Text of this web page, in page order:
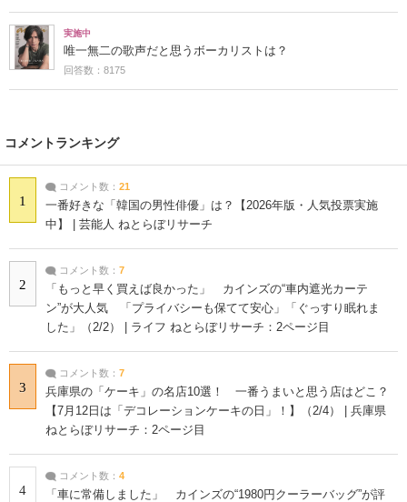
実施中
唯一無二の歌声だと思うボーカリストは？
回答数：8175
コメントランキング
1
コメント数： 21
一番好きな「韓国の男性俳優」は？【2026年版・人気投票実施
中】 | 芸能人 ねとらぼリサーチ
2
コメント数： 7
「もっと早く買えば良かった」 カインズの“車内遮光カーテ
ン”が大人気 「プライバシーも保てて安心」「ぐっすり眠れま
した」（2/2） | ライフ ねとらぼリサーチ：2ページ目
3
コメント数： 7
兵庫県の「ケーキ」の名店10選！ 一番うまいと思う店はどこ？
【7月12日は「デコレーションケーキの日」！】（2/4） | 兵庫県
ねとらぼリサーチ：2ページ目
4
コメント数： 4
「車に常備しました」 カインズの“1980円クーラーバッグ”が評